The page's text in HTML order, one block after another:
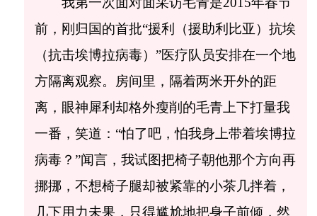
前，刚归国的首批“援利（援助利比亚）抗埃
（抗击埃博拉病毒）”医疗队员安排在一个地
方隔离观察。房间里，隔着两米开外的距
离，眼神犀利却格外瘦削的毛青上下打量我
一番，笑道：“怕了吧，怕我身上带着埃博拉
病毒？”闻言，我试图把椅子朝他那个方向再
挪挪，不想椅子腿却被紧靠的小茶几拌着，
几下用力未果，只得尴尬地把身子前倾，然